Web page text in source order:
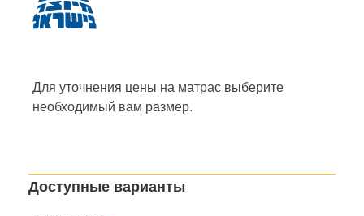
Для уточнения цены на матрас выберите
необходимый вам размер.
Доступные варианты